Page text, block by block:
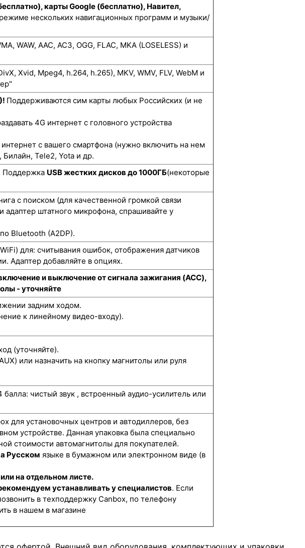
карты Google (бесплатно), Навител,
нескольких навигационных программ и музыки/
AAC, AC3, OGG, FLAC, MKA (LOSELESS) и
Xvid, Mpeg4, h.264, h.265), MKV, WMV, FLV, WebM и
Поддерживаются сим карты любых Российских (и не
4G интернет с головного устройства
с вашего смартфона (нужно включить на нем
Tele2, Yota и др.
Поддержка USB жестких дисков до 1000ГБ(некоторые
с поиском (для качественной громкой связи
штатного микрофона, спрашивайте у
Bluetooth (A2DP).
для: считывания ошибок, отображения датчиков
Адаптер добавляйте в опциях.
и выключение от сигнала зажигания (ACC),
- уточняйте
задним ходом.
к линейному видео-входу).
(уточняйте).
или назначить на кнопку магнитолы или руля
чистый звук , встроенный аудио-усилитель или
для установочных центров и автодиллеров, без
устройстве. Данная упаковка была специально
стоимости автомагнитолы для покупателей.
Русском языке в бумажном или электронном виде (в
на отдельном листе.
устанавливать у специалистов. Если
в техподдержку Canbox, по телефону
в нашем в магазине